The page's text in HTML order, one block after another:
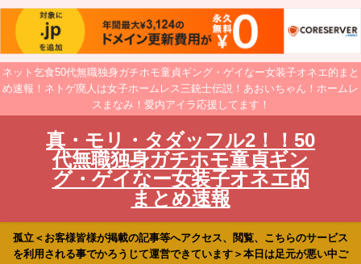
ネット乞食50代無職独身ガチホモ童貞ギング・ゲイなー女装子オネエ的まと
め速報！ネトゲ廃人は女子ホームレス三銃士伝説！あおいちゃん！ホームレ
スまなみ！愛内アイラ応援してます！
真・モリ・タダッフル2！！50
代無職独身ガチホモ童貞ギン
グ・ゲイなー女装子オネエ的
まとめ速報
孤立＜お客様皆様が掲載の記事等へアクセス、閲覧、こちらのサービス
を利用される事でかろうじて運営できています＞本日は足元が悪い中ご